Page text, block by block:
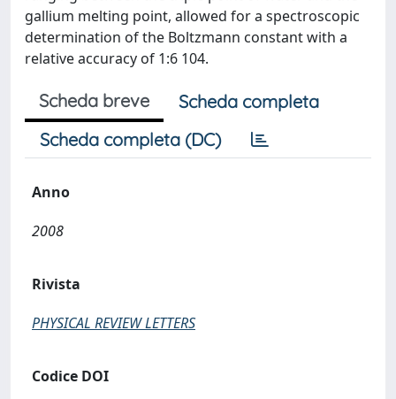
gallium melting point, allowed for a spectroscopic
determination of the Boltzmann constant with a
relative accuracy of 1:6 104.
Scheda breve
Scheda completa
Scheda completa (DC)
Anno
2008
Rivista
PHYSICAL REVIEW LETTERS
Codice DOI